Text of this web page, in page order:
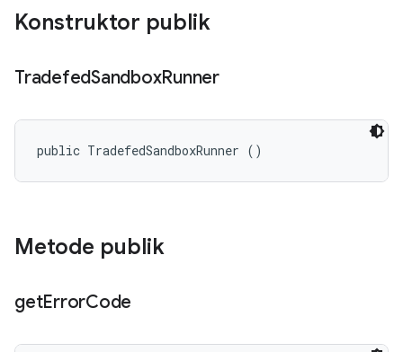
Konstruktor publik
TradefedSandboxRunner
public TradefedSandboxRunner ()
Metode publik
getErrorCode